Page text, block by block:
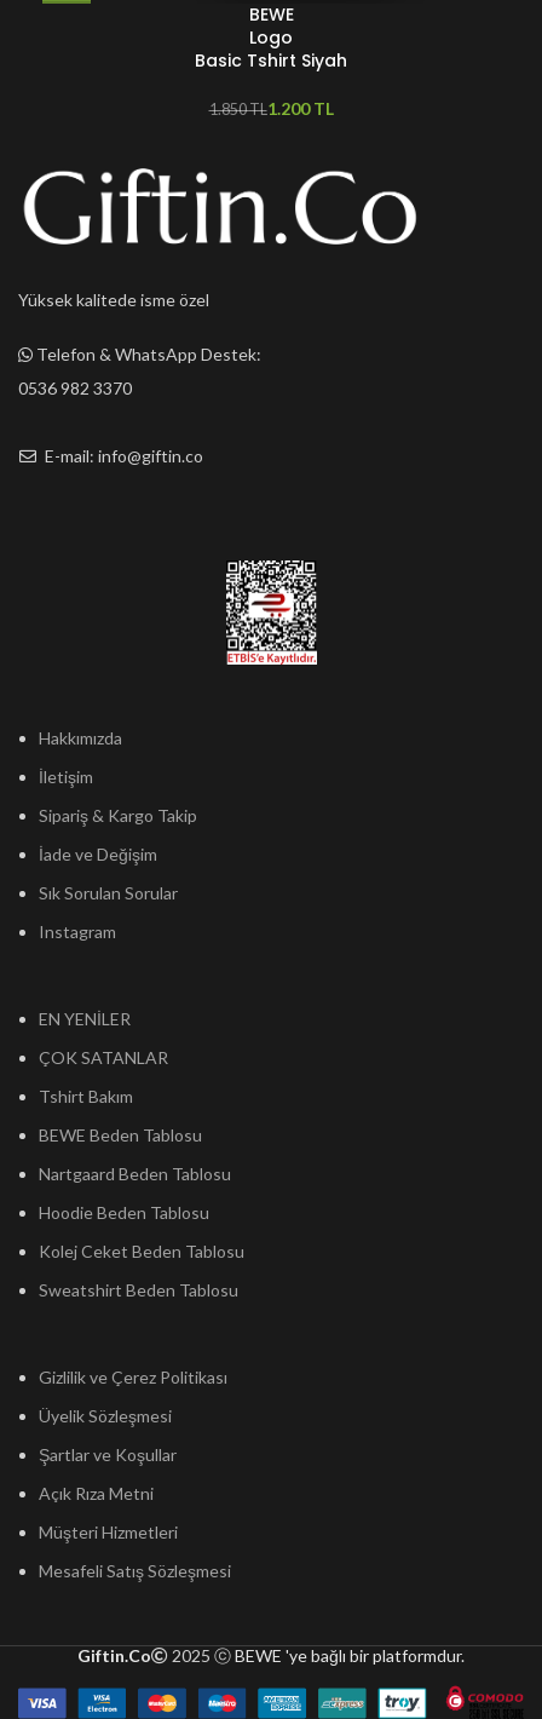
BEWE
Logo
Basic Tshirt Siyah
1.850TL1.200TL
Yüksek kalitede isme özel
Telefon & WhatsApp Destek:
0536 982 3370
E-mail: info@giftin.co
Hakkımızda
İletişim
Sipariş & Kargo Takip
İade ve Değişim
Sık Sorulan Sorular
Instagram
EN YENİLER
ÇOK SATANLAR
Tshirt Bakım
BEWE Beden Tablosu
Nartgaard Beden Tablosu
Hoodie Beden Tablosu
Kolej Ceket Beden Tablosu
Sweatshirt Beden Tablosu
Gizlilik ve Çerez Politikası
Üyelik Sözleşmesi
Şartlar ve Koşullar
Açık Rıza Metni
Müşteri Hizmetleri
Mesafeli Satış Sözleşmesi
Giftin.Co 2025 ⓒBEWE 'ye bağlı bir platformdur.